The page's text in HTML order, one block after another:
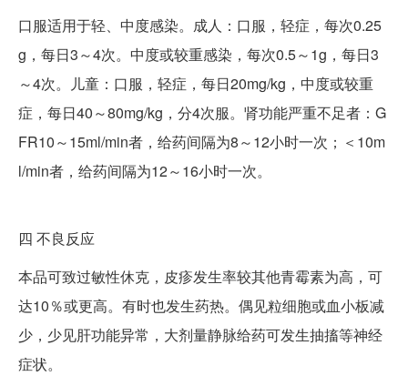
口服适用于轻、中度感染。成人：口服，轻症，每次0.25
g，每日3～4次。中度或较重感染，每次0.5～1g，每日3
～4次。儿童：口服，轻症，每日20mg/kg，中度或较重
症，每日40～80mg/kg，分4次服。肾功能严重不足者：G
FR10～15ml/min者，给药间隔为8～12小时一次；＜10m
l/min者，给药间隔为12～16小时一次。
四 不良反应
本品可致过敏性休克，皮疹发生率较其他青霉素为高，可
达10％或更高。有时也发生药热。偶见粒细胞或血小板减
少，少见肝功能异常，大剂量静脉给药可发生抽搐等神经
症状。